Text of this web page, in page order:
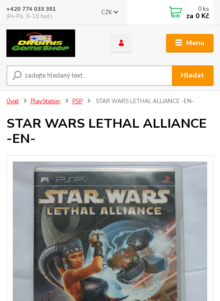
Menu
CZK
Hledat
+420 774 033 301
(Po-Pá, 8-16 hod.)
0 ks
za 0 Kč
Úvod PlayStation PSP STAR WARS LETHAL ALLIANCE -EN-
STAR WARS LETHAL ALLIANCE
-EN-